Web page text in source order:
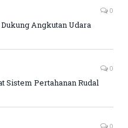
0
Angkutan Udara
0
Sistem Pertahanan Rudal
0